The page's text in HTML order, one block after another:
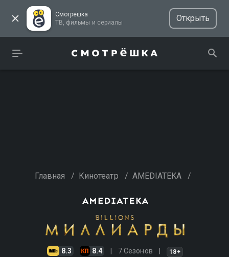
Смотрёшка
ТВ, фильмы и сериалы
Открыть
Главная / Кинотеатр / AMEDIATEKA /
8.3 8.4 7 Сезонов 18+